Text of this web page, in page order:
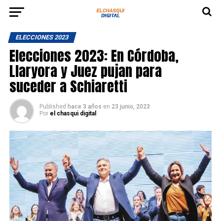
ELECCIONES 2023
Elecciones 2023: En Córdoba,
Llaryora y Juez pujan para
suceder a Schiaretti
Published hace 3 años en 23 junio, 2023
Por el chasqui digital